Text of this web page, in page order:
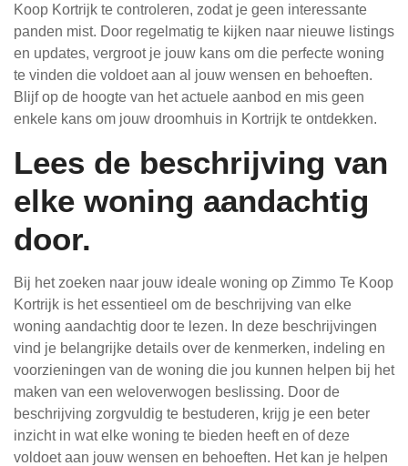
Koop Kortrijk te controleren, zodat je geen interessante
panden mist. Door regelmatig te kijken naar nieuwe listings
en updates, vergroot je jouw kans om die perfecte woning
te vinden die voldoet aan al jouw wensen en behoeften.
Blijf op de hoogte van het actuele aanbod en mis geen
enkele kans om jouw droomhuis in Kortrijk te ontdekken.
Lees de beschrijving van
elke woning aandachtig
door.
Bij het zoeken naar jouw ideale woning op Zimmo Te Koop
Kortrijk is het essentieel om de beschrijving van elke
woning aandachtig door te lezen. In deze beschrijvingen
vind je belangrijke details over de kenmerken, indeling en
voorzieningen van de woning die jou kunnen helpen bij het
maken van een weloverwogen beslissing. Door de
beschrijving zorgvuldig te bestuderen, krijg je een beter
inzicht in wat elke woning te bieden heeft en of deze
voldoet aan jouw wensen en behoeften. Het kan je helpen